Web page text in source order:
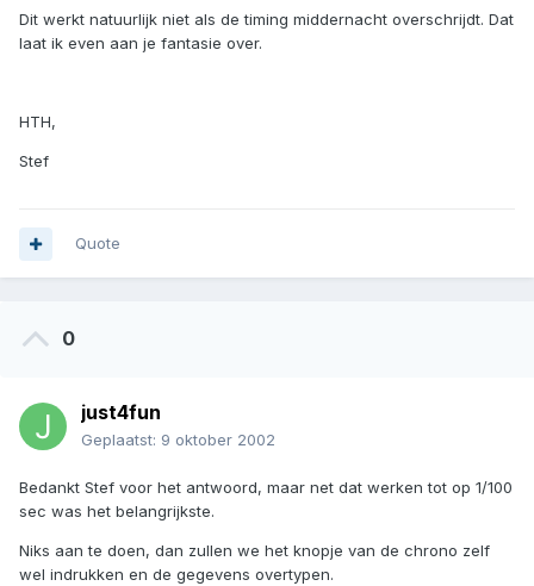
Dit werkt natuurlijk niet als de timing middernacht overschrijdt. Dat
laat ik even aan je fantasie over.
HTH,
Stef
Quote
0
just4fun
Geplaatst: 9 oktober 2002
Bedankt Stef voor het antwoord, maar net dat werken tot op 1/100
sec was het belangrijkste.
Niks aan te doen, dan zullen we het knopje van de chrono zelf
wel indrukken en de gegevens overtypen.